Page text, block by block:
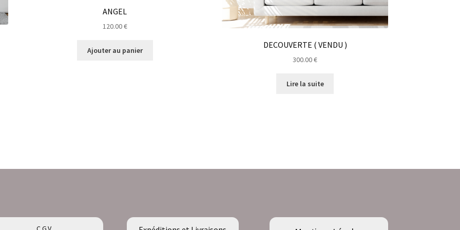
ANGEL
120.00€
Ajouter au panier
DECOUVERTE ( VENDU )
300.00€
Lire la suite